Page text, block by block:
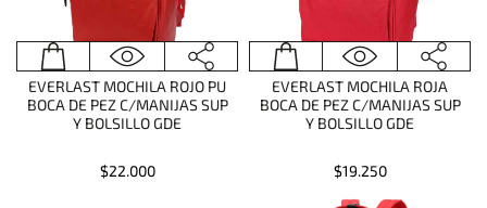
EVERLAST MOCHILA ROJO PU
BOCA DE PEZ C/MANIJAS SUP
Y BOLSILLO GDE
$22.000
EVERLAST MOCHILA ROJA
BOCA DE PEZ C/MANIJAS SUP
Y BOLSILLO GDE
$19.250